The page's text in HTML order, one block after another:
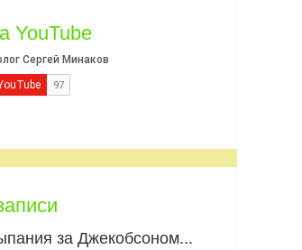
YouTube
за Джекобсоном...